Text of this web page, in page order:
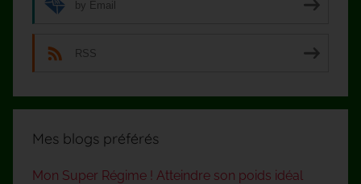
by Email
RSS
Mes blogs préférés
Mon Super Régime ! Atteindre son poids idéal